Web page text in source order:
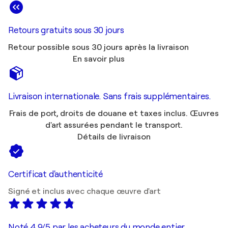
Retours gratuits sous 30 jours
Retour possible sous 30 jours après la livraison
En savoir plus
Livraison internationale. Sans frais supplémentaires.
Frais de port, droits de douane et taxes inclus. Œuvres
d'art assurées pendant le transport.
Détails de livraison
Certificat d'authenticité
Signé et inclus avec chaque œuvre d'art